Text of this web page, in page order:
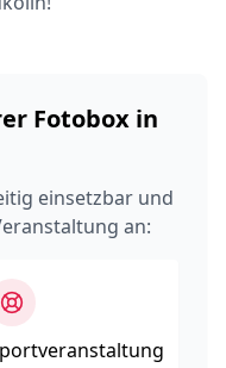
Fotobox in
einsetzbar und
an: